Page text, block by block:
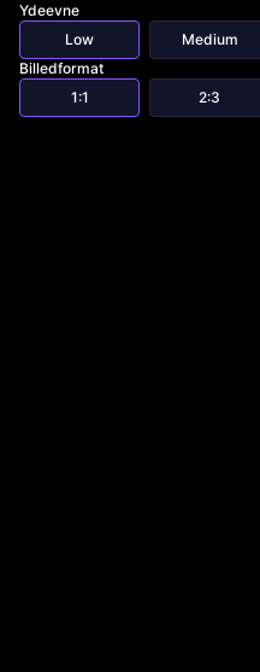
Ydeevne
Low
Medium
Billedformat
1:1
2:3